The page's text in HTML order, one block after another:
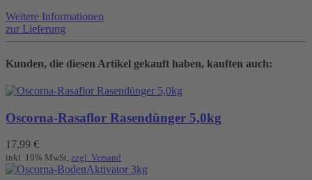
Weitere Informationen
zur Lieferung
Kunden, die diesen Artikel gekauft haben, kauften auch:
Oscorna-Rasaflor Rasendünger 5,0kg
17,99 €
inkl. 19% MwSt, zzgl. Versand